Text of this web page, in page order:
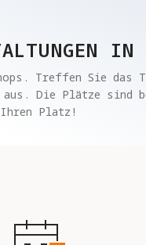
Treffen Sie das
Die Plätze sind
Ihren Platz!